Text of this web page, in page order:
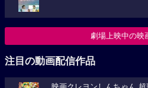
劇場上映中の映
注目の動画配信作品